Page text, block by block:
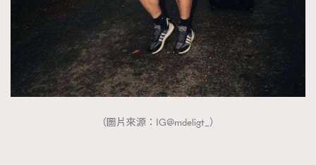
（圖片來源：IG@mdeligt_）